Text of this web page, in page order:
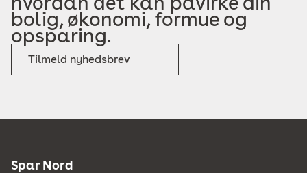
bolig, økonomi, formue og
opsparing.
Tilmeld nyhedsbrev
Spar Nord